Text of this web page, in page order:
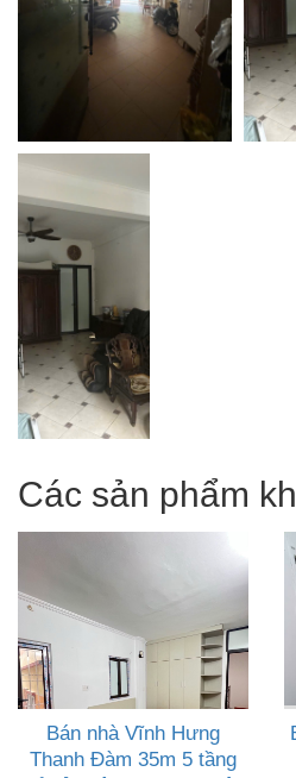
Các sản phẩm
Bán nhà Vĩnh Hưng
Thanh Đàm 35m 5 tầng